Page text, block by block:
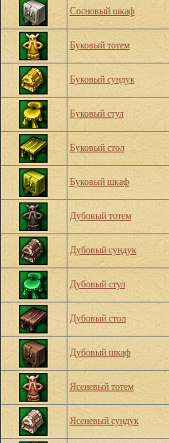
Сосновый шкаф
Буковый тотем
Буковый сундук
Буковый стул
Буковый стол
Буковый шкаф
Дубовый тотем
Дубовый сундук
Дубовый стул
Дубовый стол
Дубовый шкаф
Ясеневый тотем
Ясеневый сундук